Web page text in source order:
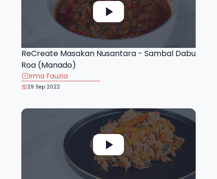
ReCreate Masakan Nusantara - Sambal Dabu
Roa (Manado)
Irma Fauzia
29 Sep 2022